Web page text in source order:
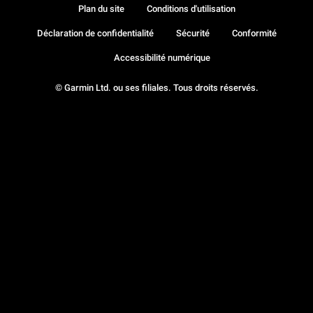
© Garmin Ltd. ou ses filiales. Tous droits réservés.
Plan du site Conditions d'utilisation
Déclaration de confidentialité Sécurité Conformité
Accessibilité numérique